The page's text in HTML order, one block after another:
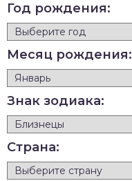
Год рождения:
Месяц рождения:
Знак зодиака:
Страна: